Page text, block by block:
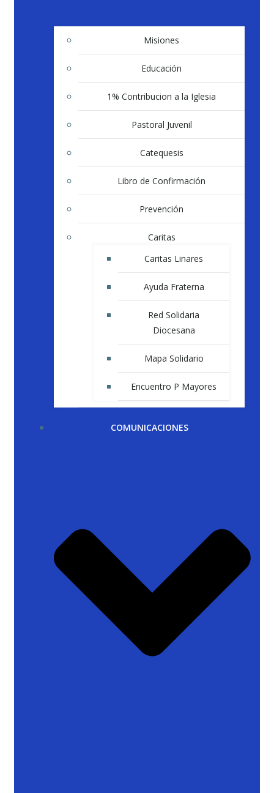
Misiones
Educación
1% Contribucion a la Iglesia
Pastoral Juvenil
Catequesis
Libro de Confirmación
Prevención
Caritas
Caritas Linares
Ayuda Fraterna
Red Solidaria
Diocesana
Mapa Solidario
Encuentro P Mayores
COMUNICACIONES